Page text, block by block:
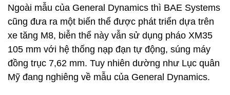
Ngoài mẫu của General Dynamics thì BAE Systems
cũng đưa ra một biến thể được phát triển dựa trên
xe tăng M8, biễn thể này vẫn sử dụng pháo XM35
105 mm với hệ thống nạp đạn tự động, súng máy
đồng trục 7,62 mm. Tuy nhiên dường như Lục quân
Mỹ đang nghiêng về mẫu của General Dynamics.